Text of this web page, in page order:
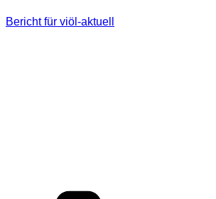
Bericht für viöl-aktuell